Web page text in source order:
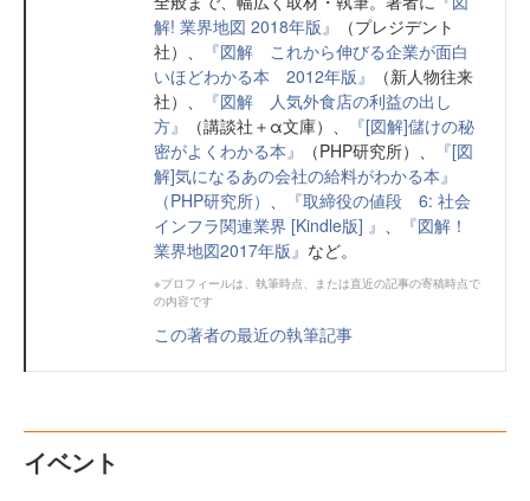
解! 業界地図 2018年版』
（プレジデント
社）、
『図解 これから伸びる企業が面白
いほどわかる本 2012年版』
（新人物往来
社）、
『図解 人気外食店の利益の出し
方』
（講談社＋α文庫）、
『[図解]儲けの秘
密がよくわかる本』
（PHP研究所）、
『[図
解]気になるあの会社の給料がわかる本』
（PHP研究所） 、
『取締役の値段 6: 社会
インフラ関連業界 [Kindle版] 』 、
『図解！
業界地図2017年版』 など。
※プロフィールは、執筆時点、または直近の記事の寄稿時点で
の内容です
この著者の最近の執筆記事
イベント